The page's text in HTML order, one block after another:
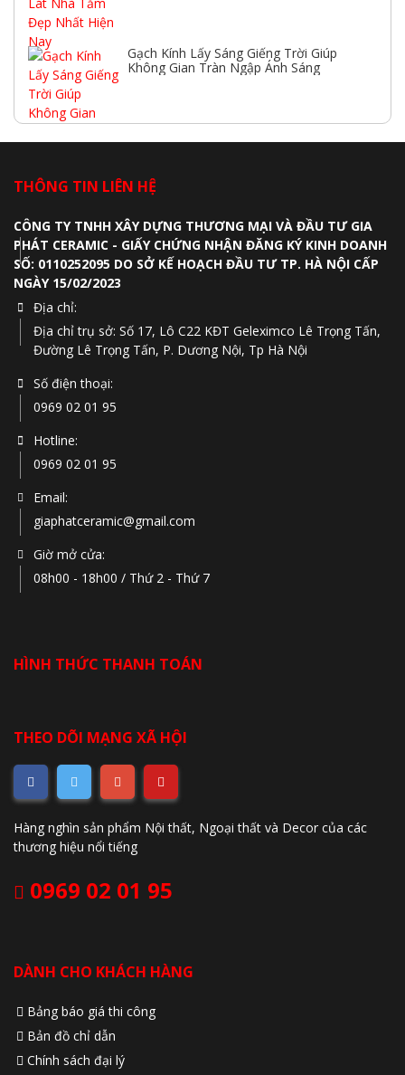
Gạch Kính Lấy Sáng Giếng Trời Giúp
Không Gian Tràn Ngập Ánh Sáng
THÔNG TIN LIÊN HỆ
CÔNG TY TNHH XÂY DỰNG THƯƠNG MẠI VÀ ĐẦU TƯ GIA
PHÁT CERAMIC - GIẤY CHỨNG NHẬN ĐĂNG KÝ KINH DOANH
SỐ: 0110252095 DO SỞ KẾ HOẠCH ĐẦU TƯ TP. HÀ NỘI CẤP
NGÀY 15/02/2023
Địa chỉ:
Địa chỉ trụ sở: Số 17, Lô C22 KĐT Geleximco Lê Trọng Tấn,
Đường Lê Trọng Tấn, P. Dương Nội, Tp Hà Nội
Số điện thoại:
0969 02 01 95
Hotline:
0969 02 01 95
Email:
giaphatceramic@gmail.com
Giờ mở cửa:
08h00 - 18h00 / Thứ 2 - Thứ 7
HÌNH THỨC THANH TOÁN
THEO DÕI MẠNG XÃ HỘI
Hàng nghìn sản phẩm Nội thất, Ngoại thất và Decor của các
thương hiệu nổi tiếng
0969 02 01 95
DÀNH CHO KHÁCH HÀNG
Bảng báo giá thi công
Bản đồ chỉ dẫn
Chính sách đại lý